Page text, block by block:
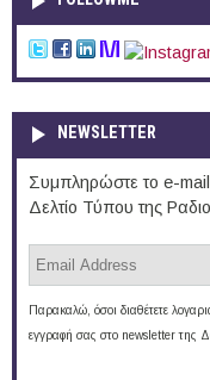
NEWSLETTER
Συμπληρώστε το e-mail
Δελτίο Τύπου της
Παρακαλώ, όσοι διαθέτετε
εγγραφή σας στο newsletter της